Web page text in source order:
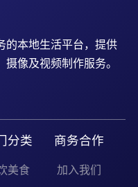
的本地生活平台，提供
像及视频制作服务。
分类
美食
商务合作
加入我们